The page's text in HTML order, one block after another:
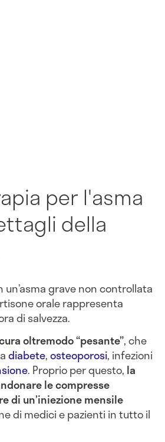
per l'asma
della
un’asma grave non controllata
orale rappresenta
di salvezza.
oltremodo “pesante”, che
diabete,osteoporosi, infezioni
. Proprio per questo, la
le compresse
di un’iniezione mensile
di medici e pazienti in tutto il